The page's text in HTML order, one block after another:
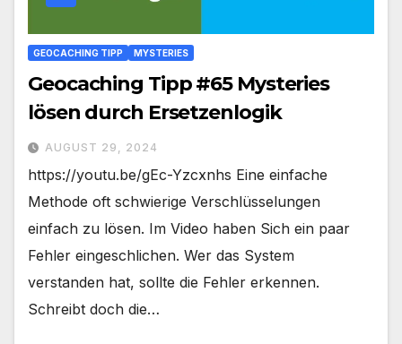
GEOCACHING TIPP MYSTERIES
Geocaching Tipp #65 Mysteries
lösen durch Ersetzenlogik
AUGUST 29, 2024
https://youtu.be/gEc-Yzcxnhs Eine einfache
Methode oft schwierige Verschlüsselungen
einfach zu lösen. Im Video haben Sich ein paar
Fehler eingeschlichen. Wer das System
verstanden hat, sollte die Fehler erkennen.
Schreibt doch die…